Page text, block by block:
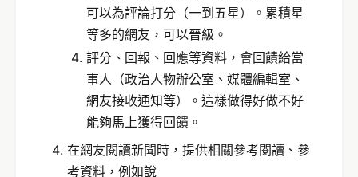
可以為評論打分（一到五星）。累積星
等多的網友，可以晉級。
評分、回報、回應等資料，會回饋給當
事人（政治人物辦公室、媒體編輯室、
網友接收通知等）。這樣做得好做不好
能夠馬上獲得回饋。
在網友閱讀新聞時，提供相關參考閱讀、參
考資料，例如說